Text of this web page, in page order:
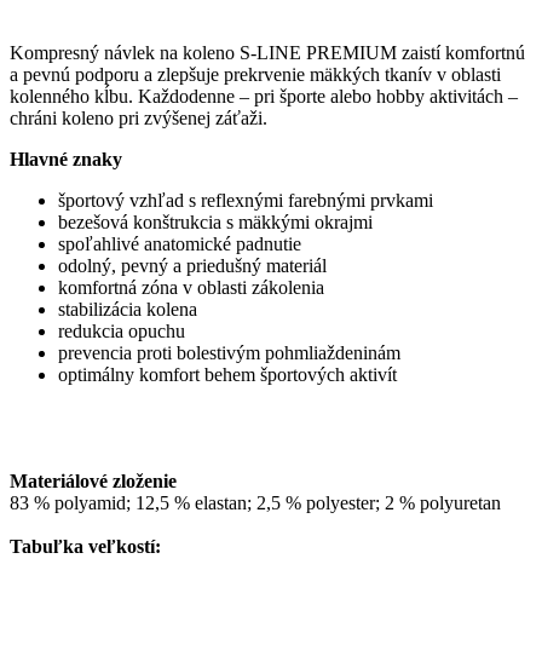
Kompresný návlek na koleno S-LINE PREMIUM zaistí komfortnú
a pevnú podporu a zlepšuje prekrvenie mäkkých tkanív v oblasti
kolenného kĺbu. Každodenne – pri športe alebo hobby aktivitách –
chráni koleno pri zvýšenej záťaži.
Hlavné znaky
športový vzhľad s reflexnými farebnými prvkami
bezešová konštrukcia s mäkkými okrajmi
spoľahlivé anatomické padnutie
odolný, pevný a priedušný materiál
komfortná zóna v oblasti zákolenia
stabilizácia kolena
redukcia opuchu
prevencia proti bolestivým pohmliaždeninám
optimálny komfort behem športových aktivít
Materiálové zloženie
83 % polyamid; 12,5 % elastan; 2,5 % polyester; 2 % polyuretan
Tabuľka veľkostí: